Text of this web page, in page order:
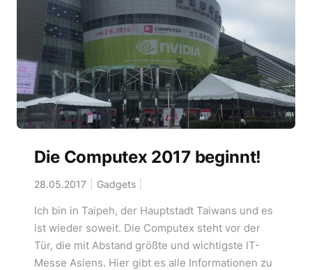
Die Computex 2017 beginnt!
28.05.2017 Gadgets
Ich bin in Taipeh, der Hauptstadt Taiwans und es
ist wieder soweit. Die Computex steht vor der
Tür, die mit Abstand größte und wichtigste IT-
Messe Asiens. Hier gibt es alle Informationen zu